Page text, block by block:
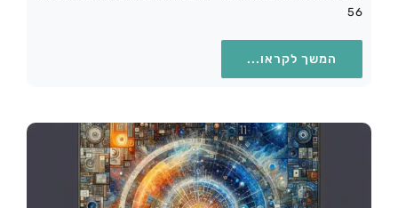
56
המשך לקראו...